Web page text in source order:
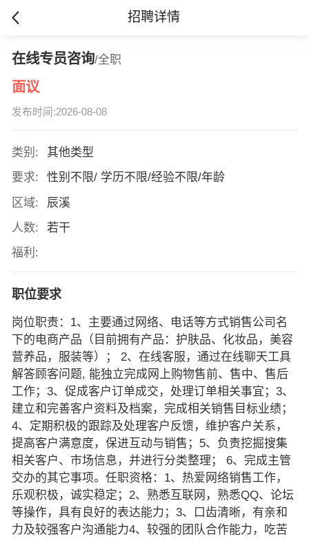
招聘详情
在线专员咨询/全职
面议
发布时间:2026-08-08
类别:
其他类型
要求:
性别不限/ 学历不限/经验不限/年龄
区域:
辰溪
人数:
若干
福利:
职位要求
岗位职责：1、主要通过网络、电话等方式销售公司名
下的电商产品（目前拥有产品：护肤品、化妆品，美容
营养品，服装等）； 2、在线客服，通过在线聊天工具
解答顾客问题, 能独立完成网上购物售前、售中、售后
工作；3、促成客户订单成交，处理订单相关事宜；3、
建立和完善客户资料及档案，完成相关销售目标业绩；
4、定期积极的跟踪及处理客户反馈，维护客户关系，
提高客户满意度，保进互动与销售；5、负责挖掘搜集
相关客户、市场信息，并进行分类整理； 6、完成主管
交办的其它事项。任职资格：1、热爱网络销售工作，
乐观积极，诚实稳定；2、熟悉互联网，熟悉QQ、论坛
等操作，具有良好的表达能力；3、口齿清晰，有亲和
力及较强客户沟通能力4、较强的团队合作能力，吃苦